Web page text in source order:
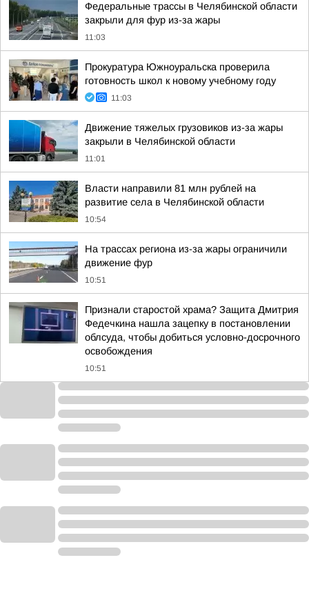
Федеральные трассы в Челябинской области
закрыли для фур из-за жары
11:03
Прокуратура Южноуральска проверила
готовность школ к новому учебному году
11:03
Движение тяжелых грузовиков из-за жары
закрыли в Челябинской области
11:01
Власти направили 81 млн рублей на
развитие села в Челябинской области
10:54
На трассах региона из-за жары ограничили
движение фур
10:51
Признали старостой храма? Защита Дмитрия
Федечкина нашла зацепку в постановлении
облсуда, чтобы добиться условно-досрочного
освобождения
10:51